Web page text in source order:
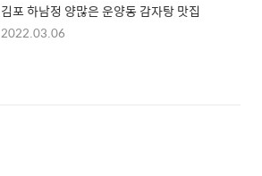
김포 하남정 양많은 운양동 감자탕 맛집
2022.03.06